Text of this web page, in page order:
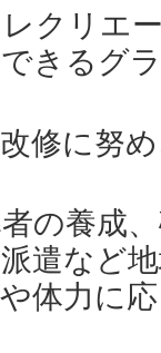
クリエ
きるグ
修に努
の養成
遣など
体力に